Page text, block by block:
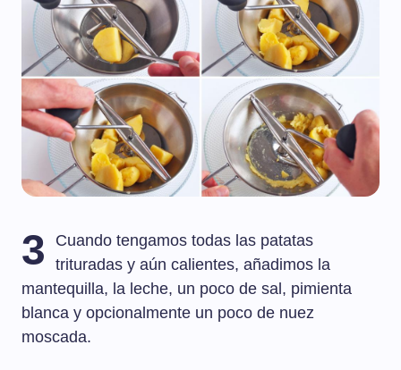
3
Cuando tengamos todas las patatas
trituradas y aún calientes, añadimos la
mantequilla, la leche, un poco de sal, pimienta
blanca y opcionalmente un poco de nuez
moscada.